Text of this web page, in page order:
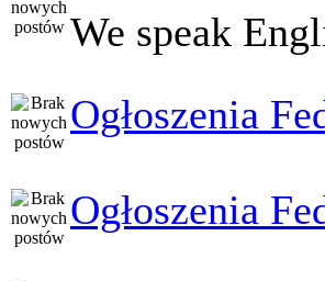
We speak
Ogłoszenia
Ogłoszenia